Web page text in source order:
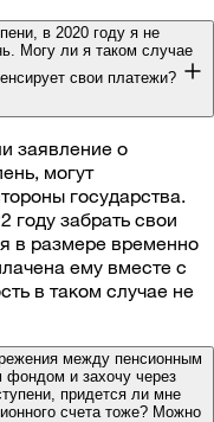
в 2020 году я не
Могу ли я таком случае
свои платежи?
заявление о
могут
государства.
году забрать свои
в размере временно
ему вместе с
в таком случае не
между пенсионным
фондом и захочу через
придется ли мне
счета тоже? Можно